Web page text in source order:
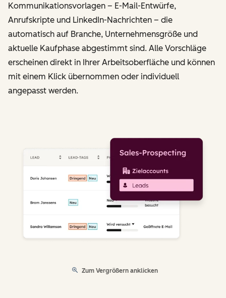
Kommunikationsvorlagen – E-Mail-Entwürfe,
Anrufskripte und LinkedIn-Nachrichten – die
automatisch auf Branche, Unternehmensgröße und
aktuelle Kaufphase abgestimmt sind. Alle Vorschläge
erscheinen direkt in Ihrer Arbeitsoberfläche und können
mit einem Klick übernommen oder individuell
angepasst werden.
Zum Vergrößern anklicken